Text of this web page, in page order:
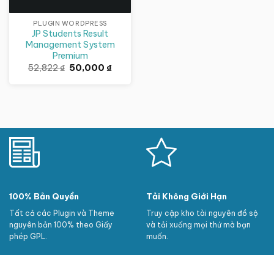
PLUGIN WORDPRESS
JP Students Result
Management System
Premium
52,822₫ Giá
gốc
50,000₫Giá
100% Bản Quyền
Tất cả các Plugin và Theme
nguyên bản 100% theo Giấy
phép GPL.
Tải Không Giới Hạn
Truy cập kho tài nguyên đồ sộ
và tải xuống mọi thứ mà bạn
muốn.